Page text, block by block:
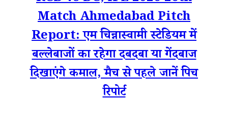
Match Ahmedabad Pitch
Report: एम चिन्नास्वामी स्टेडियम में
बल्लेबाजों का रहेगा दबदबा या गेंदबाज
दिखाएंगे कमाल, मैच से पहले जानें पिच
रिपोर्ट